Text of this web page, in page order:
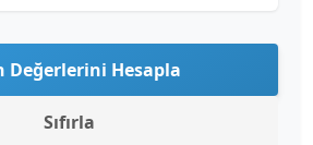
Değerlerini Hesapla
Sıfırla